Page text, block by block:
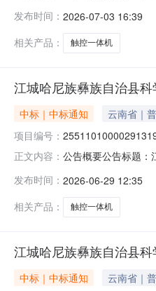
九、联系方式1、采
系人：监督投诉电话
发布时间： 2026-07-03 16:39
相关产品：
触控一体机
江城哈尼族彝族自治县
中标｜中标通知 云南省｜
项目编号：
正文内容： 公告概要公告标题：
治县科学技术协会关
发布时间： 2026-06-29 12:35
相关产品：
触控一体机
江城哈尼族彝族自治县
中标｜中标通知 云南省｜